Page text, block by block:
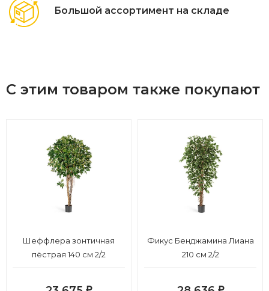
Большой ассортимент на складе
С этим товаром также покупают
Шеффлера зонтичная
пёстрая 140 см 2/2
Фикус Бенджамина Лиана
210 см 2/2